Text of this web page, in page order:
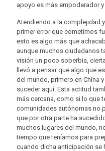
apoyo es más empoderador
Atendiendo a la complejidad
primer error que cometimos
esto es algo más que
aunque muchos ciudadanos
visión un poco soberbia,
llevó a pensar que algo que
del mundo, primero en China
suceder aquí. Esta actitud
más cercana, como si lo que
comunidades autónomas no
que por otra parte ha
muchos lugares del mundo,
tiempo que teníamos para
cuando dicha anticipación se